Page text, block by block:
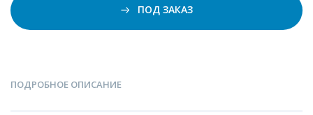
ПОД ЗАКАЗ
ПОДРОБНОЕ ОПИСАНИЕ